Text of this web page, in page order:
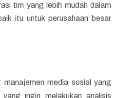
tim yang lebih mudah dalam
itu untuk perusahaan besar
manajemen media sosial yang
ingin melakukan analisis